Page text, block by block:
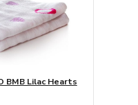
BMB Lilac Hearts